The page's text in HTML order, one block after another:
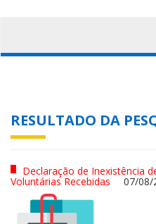
RESULTADO DA
Declaração de Inexistência
Voluntárias Recebidas 07/08/